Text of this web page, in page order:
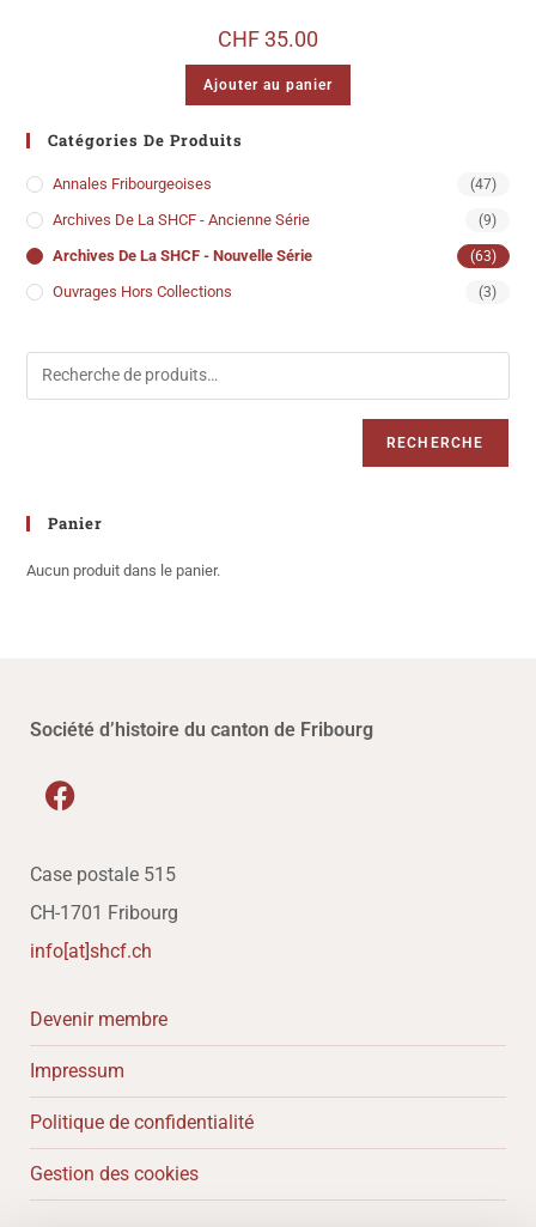
CHF35.00
Ajouter au panier
Catégories De Produits
Annales Fribourgeoises (47)
Archives De La SHCF - Ancienne Série (9)
Archives De La SHCF - Nouvelle Série (63)
Ouvrages Hors Collections (3)
RECHERCHE
Panier
Aucun produit dans le panier.
Société d’histoire du canton de Fribourg
Case postale 515
CH-1701 Fribourg
info[at]shcf.ch
Devenir membre
Impressum
Politique de confidentialité
Gestion des cookies